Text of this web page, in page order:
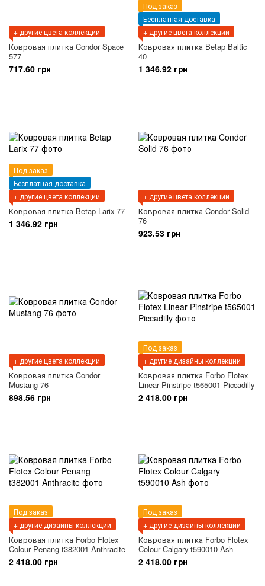
+ другие цвета коллекции
Ковровая плитка Condor Space
577
717.60 грн
Под заказ
Бесплатная доставка
+ другие цвета коллекции
Ковровая плитка Betap Baltic
40
1 346.92 грн
Под заказ
Бесплатная доставка
+ другие цвета коллекции
Ковровая плитка Betap Larix 77
1 346.92 грн
+ другие цвета коллекции
Ковровая плитка Condor Solid
76
923.53 грн
+ другие цвета коллекции
Ковровая плитка Condor
Mustang 76
898.56 грн
Под заказ
+ другие дизайны коллекции
Ковровая плитка Forbo Flotex
Linear Pinstripe t565001 Piccadilly
2 418.00 грн
Под заказ
+ другие дизайны коллекции
Ковровая плитка Forbo Flotex
Colour Penang t382001 Anthracite
2 418.00 грн
Под заказ
+ другие дизайны коллекции
Ковровая плитка Forbo Flotex
Colour Calgary t590010 Ash
2 418.00 грн